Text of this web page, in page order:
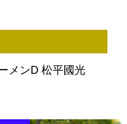
メンD 松平國光